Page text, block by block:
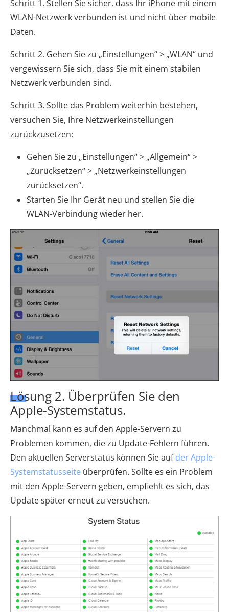
Schritt 1. Stellen Sie sicher, dass Ihr iPhone mit einem
WLAN-Netzwerk verbunden ist und nicht über mobile
Daten.
Schritt 2. Gehen Sie zu „Einstellungen“ > „WLAN“ und
vergewissern Sie sich, dass Sie mit einem stabilen
Netzwerk verbunden sind.
Schritt 3. Sollte das Problem weiterhin bestehen,
versuchen Sie, Ihre Netzwerkeinstellungen
zurückzusetzen:
Gehen Sie zu „Einstellungen“ > „Allgemein“ >
„Zurücksetzen“ > „Netzwerkeinstellungen
zurücksetzen“.
Starten Sie Ihr Gerät neu und stellen Sie die
WLAN-Verbindung wieder her.
Lösung 2. Überprüfen Sie den
Apple-Systemstatus.
Manchmal kann es auf den Apple-Servern zu
Problemen kommen, die zu Update-Fehlern führen.
Den aktuellen Serverstatus können Sie aufder Apple-
Systemstatusseite überprüfen. Sollte es ein Problem
mit den Apple-Servern geben, empfiehlt es sich, das
Update später erneut zu versuchen.